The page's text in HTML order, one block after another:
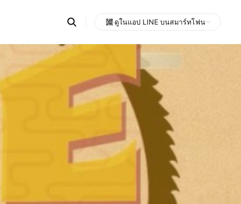
Search
OpenChats
messages
search
ดูในแอป LINE บนสมาร์ทโฟน